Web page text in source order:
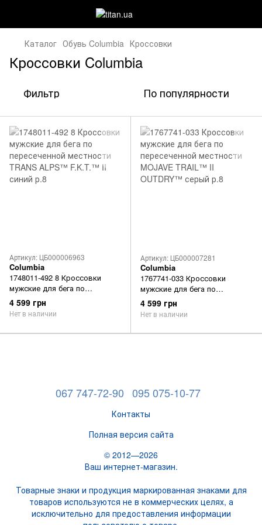
Каталог Обувь Columbia Кроссовки
Кроссовки Columbia
Фильтр По популярности
Артикул: ЦБ000006963
Columbia
1748011-492 8 Кроссовки
мужские для бега по
пересеченной местности
TRANS ALPS™ F.K.T.™ II
синий р.8
4 599 грн
Нет в наличии
Артикул: ЦБ000007281
Columbia
1767741-033 Кроссовки
мужские для бега по
пересеченной местности
MOJAVE TRAIL™ II OUTDRY™
серый р.8
4 599 грн
Нет в наличии
067 747-72-90 095 075-10-77
Контакты
Полная версия сайта
© 2012—2026
Ваш интернет-магазин.
Товарные знаки и продукция маркированная знаками для
товаров используются не в коммерческих целях, а
исключительно для предоставления информации